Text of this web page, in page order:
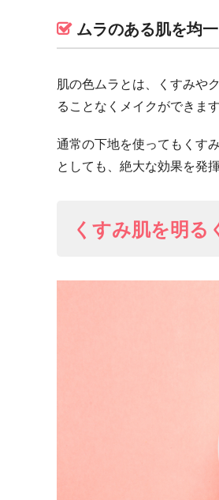
ムラのある肌を均
肌の色ムラとは、くすみや
ることなくメイクができます
通常の下地を使ってもくす
としても、絶大な効果を発
くすみ肌を明る